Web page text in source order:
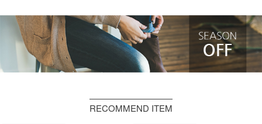
RECOMMEND ITEM